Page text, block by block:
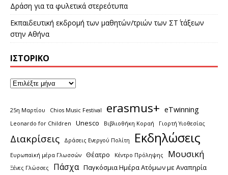
Δράση για τα φυλετικά στερεότυπα
Εκπαιδευτική εκδρομή των μαθητών/τριών των ΣΤ΄ τάξεων
στην Αθήνα
ΙΣΤΟΡΙΚΌ
25η Μαρτίου Chios Music Festival erasmus+ eTwinning
Leonardo for Children Unesco Βιβλιοθήκη Κοραή Γιορτή Υιοθεσίας
Διακρίσεις Δράσεις Ενεργού Πολίτη Εκδηλώσεις
Ευρωπαϊκή μέρα Γλωσσών Θέατρο Κέντρο Πρόληψης Μουσική
Ξένες Γλώσσες Πάσχα Παγκόσμια Ημέρα Ατόμων με Αναπηρία